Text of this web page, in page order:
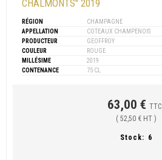
CHALMONTS" 2019
RÉGION
CHAMPAGNE
APPELLATION
COTEAUX CHAMPENOIS
PRODUCTEUR
GEOFFROY
COULEUR
ROUGE
MILLÉSIME
2019
CONTENANCE
75 CL
63,00 € TTC
( 52,50 € HT )
Stock: 6